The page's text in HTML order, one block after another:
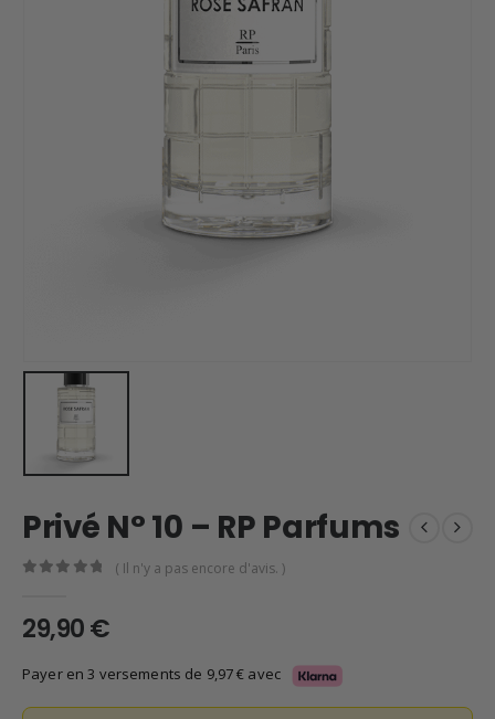
Privé N° 10 – RP Parfums
( Il n'y a pas encore d'avis. )
29,90€
Payer en 3 versements de 9,97€ avec